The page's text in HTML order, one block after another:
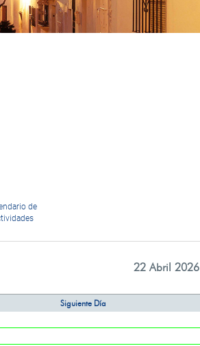
de
22 Abril 2026
Siguiente Día